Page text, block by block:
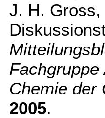
J. H. Gross,
Chemie der
2005.